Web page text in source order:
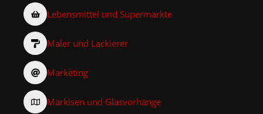
Lebensmittel und Supermärkte
Maler und Lackierer
Marketing
Markisen und Glasvorhänge